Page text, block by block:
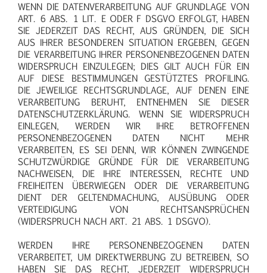
WENN DIE DATENVERARBEITUNG AUF GRUNDLAGE VON
ART. 6 ABS. 1 LIT. E ODER F DSGVO ERFOLGT, HABEN
SIE JEDERZEIT DAS RECHT, AUS GRÜNDEN, DIE SICH
AUS IHRER BESONDEREN SITUATION ERGEBEN, GEGEN
DIE VERARBEITUNG IHRER PERSONENBEZOGENEN DATEN
WIDERSPRUCH EINZULEGEN; DIES GILT AUCH FÜR EIN
AUF DIESE BESTIMMUNGEN GESTÜTZTES PROFILING.
DIE JEWEILIGE RECHTSGRUNDLAGE, AUF DENEN EINE
VERARBEITUNG BERUHT, ENTNEHMEN SIE DIESER
DATENSCHUTZERKLÄRUNG. WENN SIE WIDERSPRUCH
EINLEGEN, WERDEN WIR IHRE BETROFFENEN
PERSONENBEZOGENEN DATEN NICHT MEHR
VERARBEITEN, ES SEI DENN, WIR KÖNNEN ZWINGENDE
SCHUTZWÜRDIGE GRÜNDE FÜR DIE VERARBEITUNG
NACHWEISEN, DIE IHRE INTERESSEN, RECHTE UND
FREIHEITEN ÜBERWIEGEN ODER DIE VERARBEITUNG
DIENT DER GELTENDMACHUNG, AUSÜBUNG ODER
VERTEIDIGUNG VON RECHTSANSPRÜCHEN
(WIDERSPRUCH NACH ART. 21 ABS. 1 DSGVO).
WERDEN IHRE PERSONENBEZOGENEN DATEN
VERARBEITET, UM DIREKTWERBUNG ZU BETREIBEN, SO
HABEN SIE DAS RECHT, JEDERZEIT WIDERSPRUCH